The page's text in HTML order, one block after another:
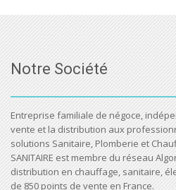
Notre Société
Entreprise familiale de négoce,
vente et la distribution aux
solutions Sanitaire, Plomberie et
SANITAIRE est membre du réseau
distribution en chauffage, sanitaire,
de 850 points de vente en France.